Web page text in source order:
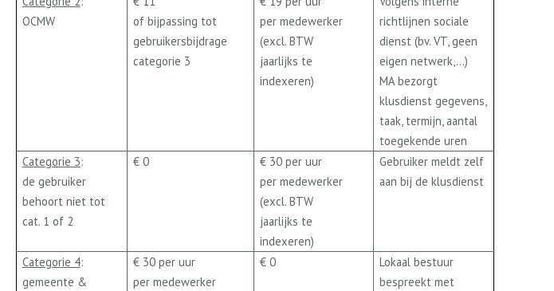
OCMW
of bijpassing tot
gebruikersbijdrage
categorie 3
per medewerker
(excl. BTW
jaarlijks te
indexeren)
richtlijnen sociale
dienst (bv. VT, geen
eigen netwerk,…)
MA bezorgt
klusdienst gegevens,
taak, termijn, aantal
toegekende uren
Categorie 3:
de gebruiker
behoort niet tot
cat. 1 of 2
€ 0
€ 30 per uur
per medewerker
(excl. BTW
jaarlijks te
indexeren)
Gebruiker meldt zelf
aan bij de klusdienst
Categorie 4:
gemeente &
€ 30 per uur
per medewerker
€ 0
Lokaal bestuur
bespreekt met